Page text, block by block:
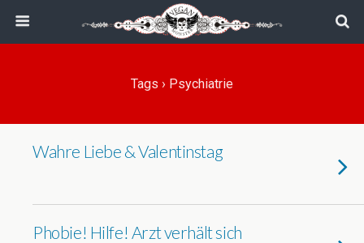
Tags › Psychiatrie
Wahre Liebe & Valentinstag
Phobie! Hilfe! Arzt verhält sich